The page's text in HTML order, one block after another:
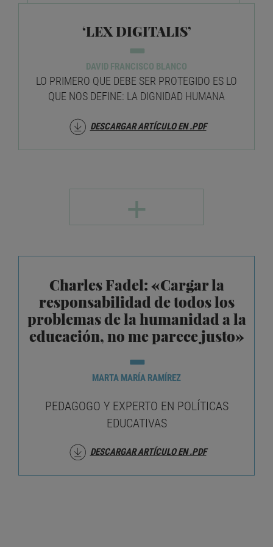
‘LEX DIGITALIS’
DAVID FRANCISCO BLANCO
LO PRIMERO QUE DEBE SER PROTEGIDO ES LO
QUE NOS DEFINE: LA DIGNIDAD HUMANA
DESCARGAR ARTÍCULO EN .PDF
+
Charles Fadel: «Cargar la
responsabilidad de todos los
problemas de la humanidad a la
educación, no me parece justo»
MARTA MARÍA RAMÍREZ
PEDAGOGO Y EXPERTO EN POLÍTICAS
EDUCATIVAS
DESCARGAR ARTÍCULO EN .PDF